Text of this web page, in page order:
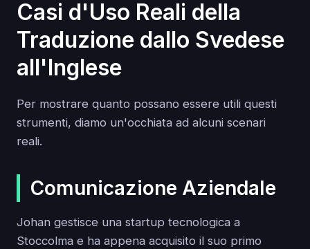
Casi d'Uso Reali della
Traduzione dallo Svedese
all'Inglese
Per mostrare quanto possano essere utili questi
strumenti, diamo un'occhiata ad alcuni scenari
reali.
Comunicazione Aziendale
Johan gestisce una startup tecnologica a
Stoccolma e ha appena acquisito il suo primo